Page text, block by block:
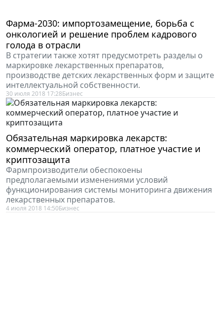
Фарма-2030: импортозамещение, борьба с
онкологией и решение проблем кадрового
голода в отрасли
В стратегии также хотят предусмотреть разделы о
маркировке лекарственных препаратов,
производстве детских лекарственных форм и защите
интеллектуальной собственности.
30 июля 2018 17:28Бизнес
Обязательная маркировка лекарств:
коммерческий оператор, платное участие и
криптозащита
Фармпроизводители обеспокоены
предполагаемыми изменениями условий
функционирования системы мониторинга движения
лекарственных препаратов.
4 июля 2018 14:50Бизнес